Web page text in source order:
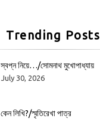
Trending Posts
স্বপ্ন নিয়ে…/সোমনাথ মুখোপাধ্যায়
July 30, 2026
কেন লিখি?/স্মৃতিরেখা পাত্র